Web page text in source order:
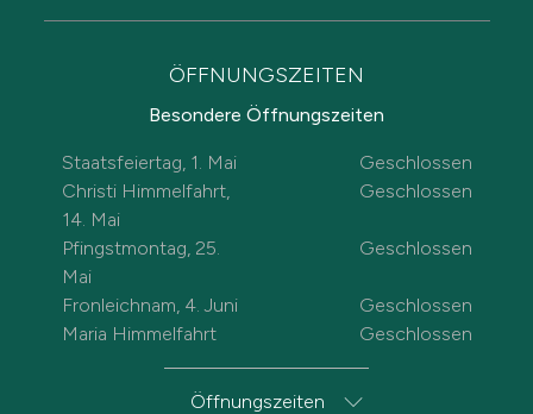
ÖFFNUNGSZEITEN
Besondere Öffnungszeiten
Staatsfeiertag, 1. Mai
Geschlossen
Christi Himmelfahrt,
14. Mai
Geschlossen
Pfingstmontag, 25.
Mai
Geschlossen
Fronleichnam, 4. Juni
Geschlossen
Maria Himmelfahrt
Geschlossen
Öffnungszeiten